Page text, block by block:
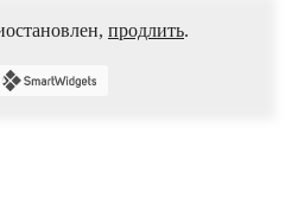
продлить.